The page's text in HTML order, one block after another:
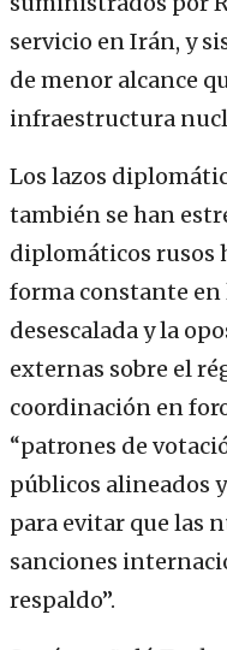
servicio en Irán, y
de menor alcance
infraestructura
Los lazos
también se han
diplomáticos rusos
forma constante en
desescalada y la
externas sobre el
coordinación en
“patrones de
públicos alineados
para evitar que las
sanciones
respaldo”.